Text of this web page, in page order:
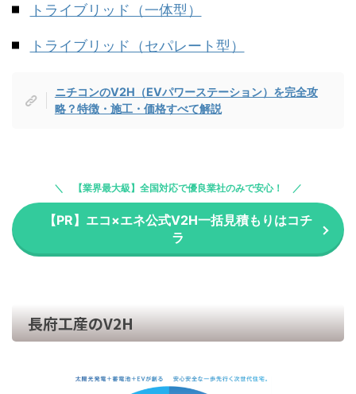
トライブリッド（一体型）
トライブリッド（セパレート型）
ニチコンのV2H（EVパワーステーション）を完全攻
略？特徴・施工・価格すべて解説
【業界最大級】全国対応で優良業社のみで安心！
【PR】エコ×エネ公式V2H一括見積もりはコチ
ラ
長府工産のV2H